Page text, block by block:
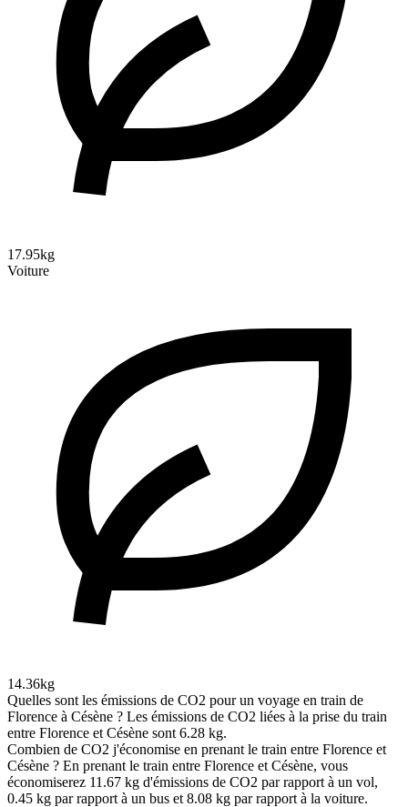
17.95kg
Voiture
14.36kg
Quelles sont les émissions de CO2 pour un voyage en train de
Florence à Césène ? Les émissions de CO2 liées à la prise du train
entre Florence et Césène sont 6.28 kg.
Combien de CO2 j'économise en prenant le train entre Florence et
Césène ? En prenant le train entre Florence et Césène, vous
économiserez 11.67 kg d'émissions de CO2 par rapport à un vol,
0.45 kg par rapport à un bus et 8.08 kg par rapport à la voiture.